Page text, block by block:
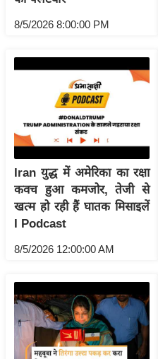
g
N
w
फ
स्टा
इ
ल
टे
लॉ
ब्यू
टी
/
फै
8/5/2026 8:00:00 PM
Iran युद्ध में अमेरिका का रक्षा
कवच हुआ कमजोर, तेजी से
खत्म हो रही हैं घातक मिसाइलें
I Podcast
8/5/2026 12:00:00 AM